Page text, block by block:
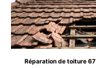
Réparation de toiture 67